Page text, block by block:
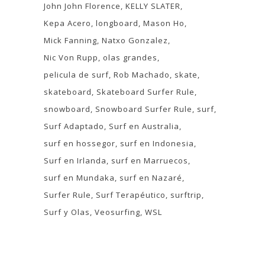
John John Florence KELLY SLATER
Kepa Acero longboard Mason Ho
Mick Fanning Natxo Gonzalez
Nic Von Rupp
olas grandes
pelicula de surf Rob Machado
skate
skateboard
Skateboard Surfer Rule
snowboard
Snowboard Surfer Rule
surf
Surf Adaptado
Surf en Australia
surf en hossegor surf en Indonesia
Surf en Irlanda
surf en Marruecos
surf en Mundaka
surf en Nazaré
Surfer Rule
Surf Terapéutico
surftrip
Surf y Olas Veosurfing WSL